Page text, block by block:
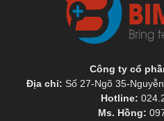
Công ty cổ
Địa chỉ: Số 27-Ngõ 35-
Hotline:
Ms. Hồng: